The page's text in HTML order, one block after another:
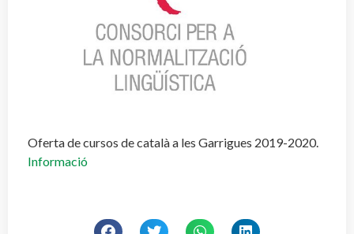
Oferta de cursos de català a les Garrigues 2019-2020.
Informació